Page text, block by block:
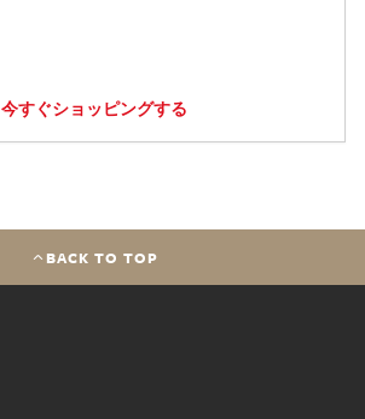
今すぐショッピングする
BACK TO TOP